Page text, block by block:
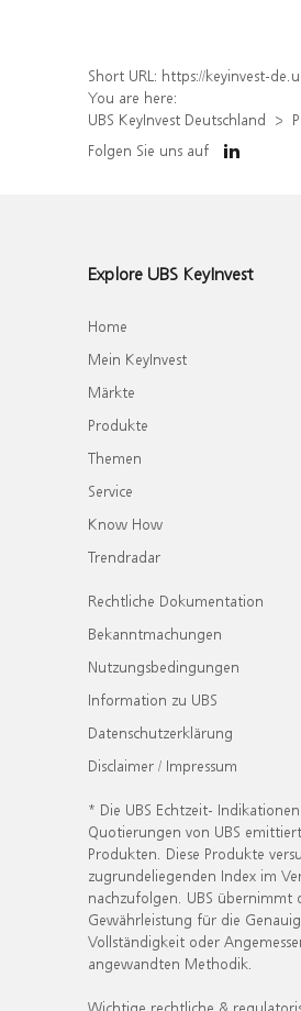
Short URL: https://keyinvest-de.ubs.com/produkt/
You are here:
UBS KeyInvest Deutschland
Folgen Sie uns auf
Explore UBS KeyInvest
Home
Mein KeyInvest
Märkte
Produkte
Themen
Service
Know How
Trendradar
Rechtliche Dokumentation
Bekanntmachungen
Nutzungsbedingungen
Information zu UBS
Datenschutzerklärung
Disclaimer / Impressum
* Die UBS Echtzeit-
Quotierungen von UBS
Produkten. Diese Produkte
zugrundeliegenden Index im
nachzufolgen. UBS übernimmt
Gewährleistung für die
Vollständigkeit oder
angewandten Methodik.